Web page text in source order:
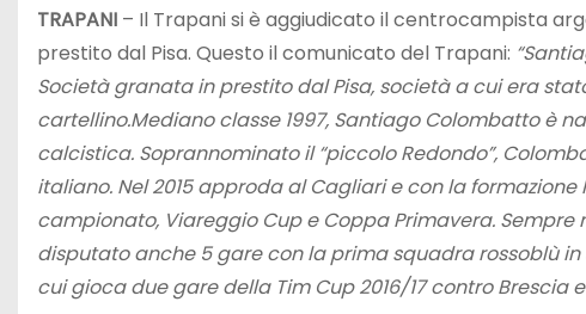
TRAPANI – Il Trapani si è aggiudicato il centrocampista
prestito dal Pisa. Questo il comunicato del Trapani:
Società granata in prestito dal Pisa, società a cui era
cartellino.Mediano classe 1997, Santiago Colombatto è
calcistica. Soprannominato il “piccolo Redondo”,
italiano. Nel 2015 approda al Cagliari e con la
campionato, Viareggio Cup e Coppa Primavera.
disputato anche 5 gare con la prima squadra rossoblù in
cui gioca due gare della Tim Cup 2016/17 contro Brescia